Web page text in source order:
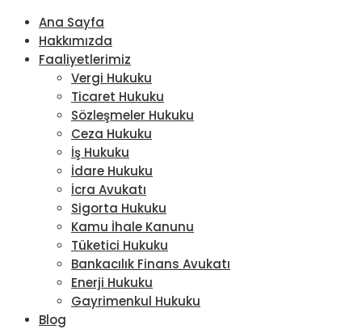
Ana Sayfa
Hakkımızda
Faaliyetlerimiz
Vergi Hukuku
Ticaret Hukuku
Sözleşmeler Hukuku
Ceza Hukuku
İş Hukuku
İdare Hukuku
İcra Avukatı
Sigorta Hukuku
Kamu İhale Kanunu
Tüketici Hukuku
Bankacılık Finans Avukatı
Enerji Hukuku
Gayrimenkul Hukuku
Blog